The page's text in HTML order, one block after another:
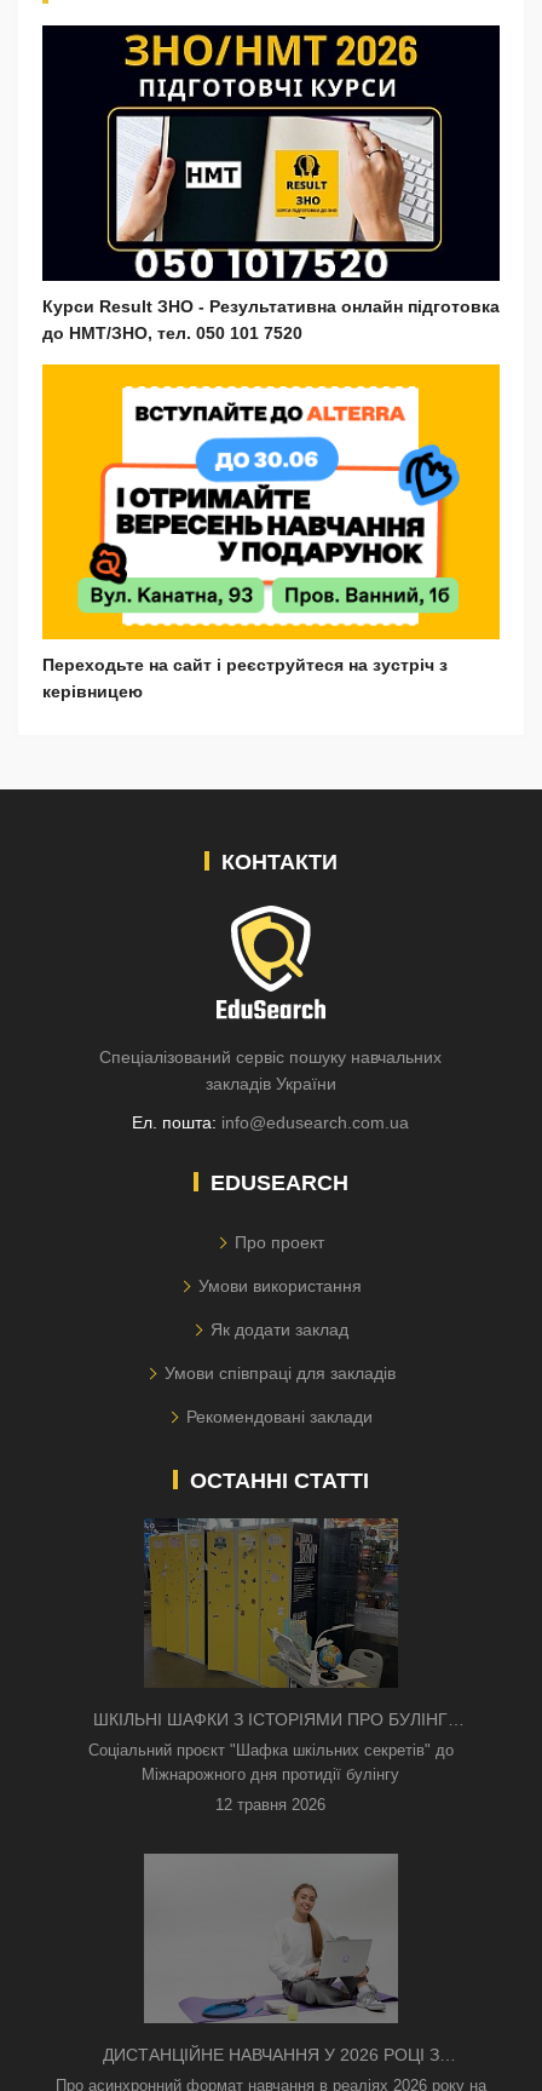
Курси Result ЗНО - Результативна онлайн підготовка
до НМТ/ЗНО, тел. 050 101 7520
Переходьте на сайт і реєструйтеся на зустріч з
керівницею
КОНТАКТИ
Спеціалізований сервіс пошуку навчальних
закладів України
Ел. пошта: info@edusearch.com.ua
EDUSEARCH
Про проект
Умови використання
Як додати заклад
Умови співпраці для закладів
Рекомендовані заклади
ОСТАННІ СТАТТІ
ШКІЛЬНІ ШАФКИ З ІСТОРІЯМИ ПРО БУЛІНГ
З'ЯВИЛИСЯ В КИЄВІ
Соціальний проєкт "Шафка шкільних секретів" до
Міжнарожного дня протидії булінгу
12 травня 2026
ДИСТАНЦІЙНЕ НАВЧАННЯ У 2026 РОЦІ З
ТРИВОГАМИ ТА БЕЗ СВІТЛА: ЯК АСИНХРОННИЙ
Про асинхронний формат навчання в реаліях 2026 року на